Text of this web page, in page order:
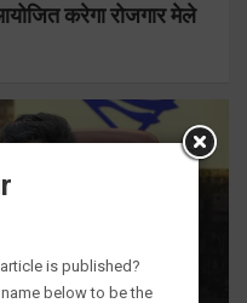
करेगा रोजगार मेले
is published?
below to be the